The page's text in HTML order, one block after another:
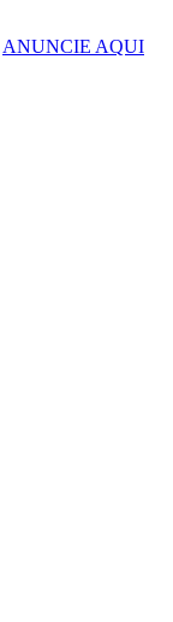
ANUNCIE AQUI